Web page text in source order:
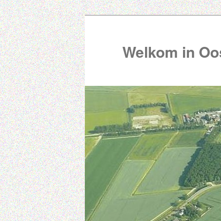
Welkom in
00:00
01:00